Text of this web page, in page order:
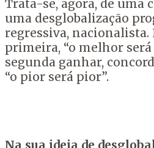
Trata-se, agora, de uma
uma desglobalização
regressiva, nacionalista.
primeira, “o melhor será
segunda ganhar,
“o pior será pior”.